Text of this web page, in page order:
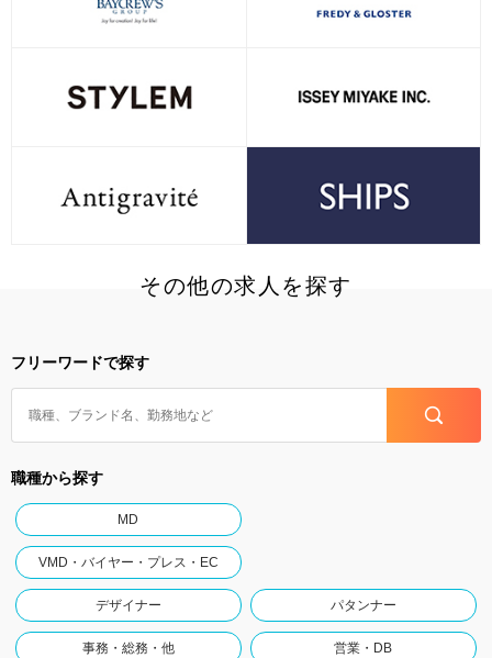
その他の求人を探す
フリーワードで探す
職種から探す
MD
VMD・バイヤー・プレス・EC
デザイナー パタンナー
事務・総務・他 営業・DB